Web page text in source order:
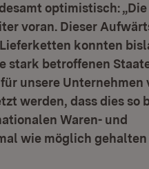
optimistisch:
voran. Dieser
konnten
stark betroffenen
unsere Unternehmen
werden, dass dies so
Waren- und
wie möglich gehalten